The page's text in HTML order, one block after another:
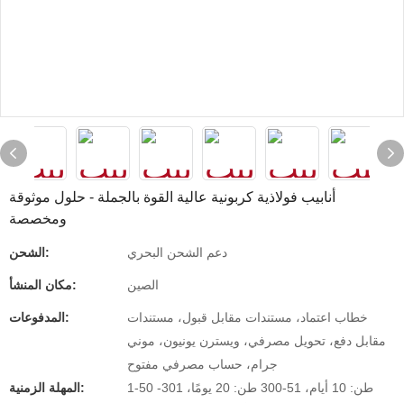
أنابيب فولاذية كربونية عالية القوة بالجملة - حلول موثوقة
ومخصصة
الشحن: دعم الشحن البحري
مكان المنشأ: الصين
المدفوعات:
خطاب اعتماد، مستندات مقابل قبول، مستندات
مقابل دفع، تحويل مصرفي، ويسترن يونيون، موني
جرام، حساب مصرفي مفتوح
المهلة الزمنية:
1-50 طن: 10 أيام، 51-300 طن: 20 يومًا، 301-